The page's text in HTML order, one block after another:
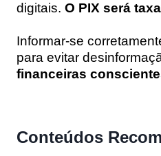
digitais. O PIX será
Informar-se
para evitar
financeiras
Conteúdos